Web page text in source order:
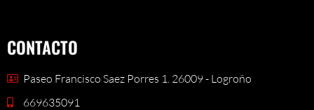
CONTACTO
Paseo Francisco Saez Porres 1. 26009 - Logroño
669635091